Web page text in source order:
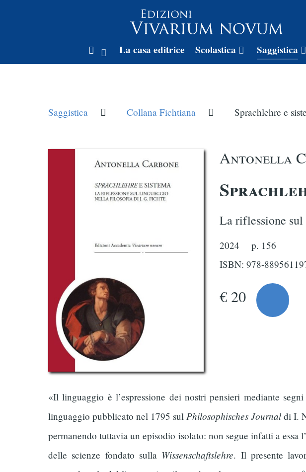
La casa editrice Scolastica Saggistica
Saggistica Collana Fichtiana Sprachlehre e
Antonella
La riflessione
2024
p. 156
ISBN: 978-
€ 20
«Il linguaggio è l’espressione dei nostri pensieri mediante
linguaggio pubblicato nel 1795 sul Philosophisches Journaldi I.
permanendo tuttavia un episodio isolato: non segue infatti a essa
delle scienze fondato sulla Wissenschaftslehre. Il presente